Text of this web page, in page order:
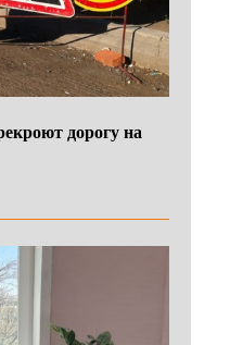
дорогу на